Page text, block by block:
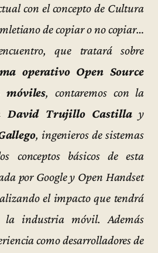
con el concepto de Cultura
de copiar o no copiar…
que tratará sobre
operativo Open Source
móviles, contaremos con la
David Trujillo Castillay
, ingenieros de sistemas
conceptos básicos de esta
por Google y Open Handset
el impacto que tendrá
la industria móvil. Además
como desarrolladores de